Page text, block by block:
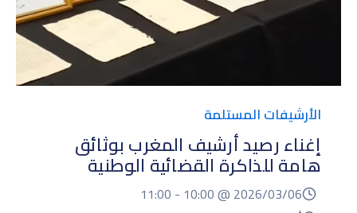
الأرشيفات المستلمة
إغناء رصيد أرشيف المغرب بوثائق
هامة للذاكرة القضائية الوطنية
2026/03/06 @
10:00 -
11:00